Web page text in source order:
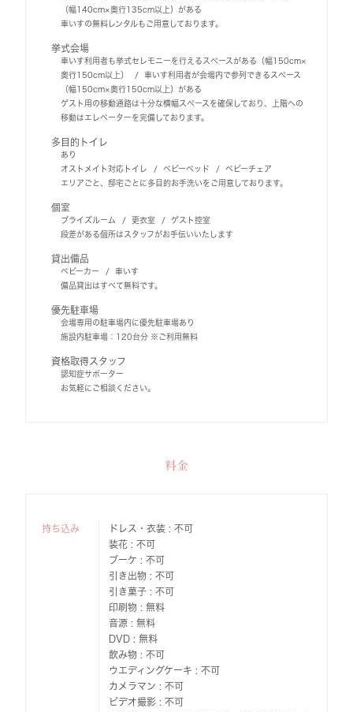
（幅140cm×奥行135cm以上）がある
車いすの無料レンタルもご用意しております。
挙式会場
車いす利用者も挙式セレモニーを行えるスペースがある（幅150cm×
奥行150cm以上）
車いす利用者が会場内で参列できるスペース
（幅150cm×奥行150cm以上）がある
ゲスト用の移動通路は十分な横幅スペースを確保しており、上階への
移動はエレベーターを完備しております。
多目的トイレ
あり
オストメイト対応トイレ
ベビーベッド
ベビーチェア
エリアごと、邸宅ごとに多目的お手洗いをご用意しております。
個室
ブライズルーム 更衣室
ゲスト控室
段差がある個所はスタッフがお手伝いいたします
貸出備品
ベビーカー
車いす
備品貸出はすべて無料です。
優先駐車場
会場専用の駐車場内に優先駐車場あり
施設内駐車場：120台分 ※ご利用無料
資格取得スタッフ
認知症サポーター
お気軽にご相談ください。
料金
持ち込み
ドレス・衣装 : 不可
装花 : 不可
ブーケ : 不可
引き出物 : 不可
引き菓子 : 不可
印刷物 : 無料
音源 : 無料
DVD : 無料
飲み物 : 不可
ウエディングケーキ : 不可
カメラマン : 不可
ビデオ撮影 : 不可